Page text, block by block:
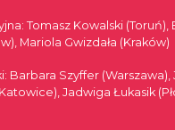
Tomasz Kowalski (Toruń),
Mariola Gwizdała (Kraków)
Barbara Szyffer (Warszawa),
Jadwiga Łukasik